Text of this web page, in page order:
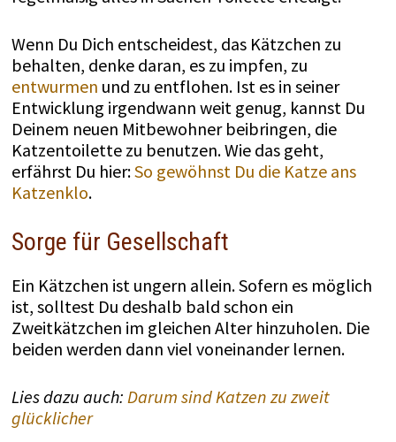
Wenn Du Dich entscheidest, das Kätzchen zu
behalten, denke daran, es zu impfen, zu
entwurmen und zu entflohen. Ist es in seiner
Entwicklung irgendwann weit genug, kannst Du
Deinem neuen Mitbewohner beibringen, die
Katzentoilette zu benutzen. Wie das geht,
erfährst Du hier:So gewöhnst Du die Katze ans
Katzenklo.
Sorge für Gesellschaft
Ein Kätzchen ist ungern allein. Sofern es möglich
ist, solltest Du deshalb bald schon ein
Zweitkätzchen im gleichen Alter hinzuholen. Die
beiden werden dann viel voneinander lernen.
Lies dazu auch: Darum sind Katzen zu zweit
glücklicher